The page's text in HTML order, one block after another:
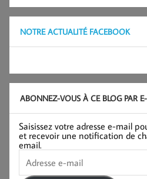
NOTRE ACTUALITÉ FACEBOOK
ABONNEZ-VOUS À CE BLOG PAR
Saisissez votre adresse e-mail
et recevoir une notification de
email.
Adresse
e-
mail